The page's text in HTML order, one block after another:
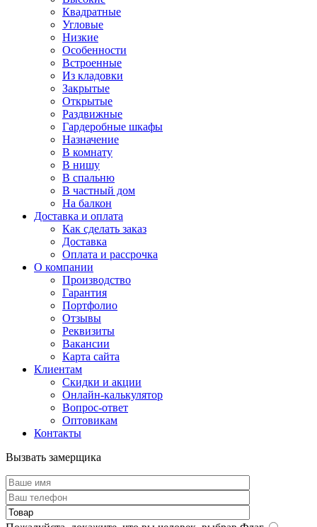
Квадратные
Угловые
Низкие
Особенности
Встроенные
Из кладовки
Закрытые
Открытые
Раздвижные
Гардеробные шкафы
Назначение
В комнату
В нишу
В спальню
В частный дом
На балкон
Доставка и оплата
Как сделать заказ
Доставка
Оплата и рассрочка
О компании
Производство
Гарантия
Портфолио
Отзывы
Реквизиты
Вакансии
Карта сайта
Клиентам
Скидки и акции
Онлайн-калькулятор
Вопрос-ответ
Оптовикам
Контакты
Вызвать замерщика